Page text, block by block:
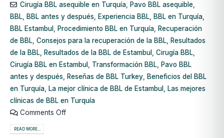
Cirugía BBL asequible en Turquía, Pavo BBL asequible,
BBL
BBL antes y después Experiencia BBL BBL en Turquía
BBL Estambul
Procedimiento BBL en Turquía
Recuperación
de BBL Consejos para la recuperación de la BBL
Resultados
de la BBL
Resultados de la BBL de Estambul Cirugía BBL
Cirugía BBL en Estambul
Transformación BBL
Pavo BBL
antes y después
Reseñas de BBL Turkey
Beneficios del BBL
en Turquía
La mejor clínica de BBL de Estambul
Las mejores
clínicas de BBL en Turquía
Comments Off
READ MORE...